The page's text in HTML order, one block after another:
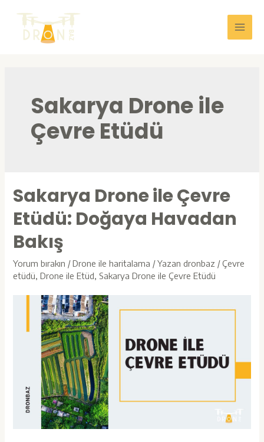
Main
Sakarya Drone ile
Çevre Etüdü
Sakarya Drone ile Çevre
Etüdü: Doğaya Havadan
Bakış
Yorum bırakın /Drone ile haritalama / Yazan dronbaz /Çevre
etüdü,Drone ile Etüd, Sakarya Drone ile Çevre Etüdü